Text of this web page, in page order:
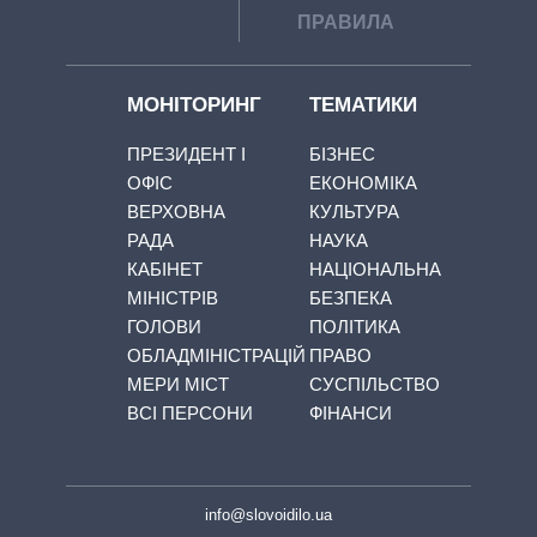
ПРАВИЛА
МОНІТОРИНГ
ПРЕЗИДЕНТ І
ОФІС
ВЕРХОВНА
РАДА
КАБІНЕТ
МІНІСТРІВ
ГОЛОВИ
ОБЛАДМІНІСТРАЦІЙ
МЕРИ МІСТ
ВСІ ПЕРСОНИ
ТЕМАТИКИ
БІЗНЕС
ЕКОНОМІКА
КУЛЬТУРА
НАУКА
НАЦІОНАЛЬНА
БЕЗПЕКА
ПОЛІТИКА
ПРАВО
СУСПІЛЬСТВО
ФІНАНСИ
info@slovoidilo.ua